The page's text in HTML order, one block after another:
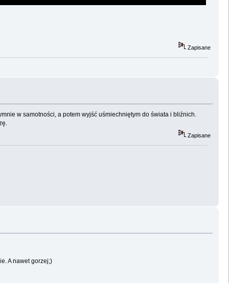
Zapisane
w samotności, a potem wyjść uśmiechniętym do świata i bliźnich.
Zapisane
A nawet gorzej;)